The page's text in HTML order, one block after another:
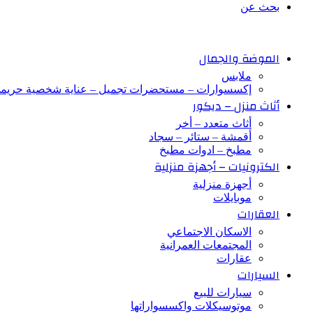
بحث عن
الموضة والجمال
ملابس
إكسسوارات – مستحضرات تجميل – عناية شخصية
أثاث منزل – ديكور
أثاث متعدد – أخر
أقمشة – ستائر – سجاد
مطبخ – ادوات مطبخ
الكترونيات – أجهزة منزلية
أجهزة منزلية
موبايلات
العقارات
الاسكان الاجتماعي
المجتمعات العمرانية
عقارات
السيارات
سيارات للبيع
موتوسيكلات واكسسواراتها